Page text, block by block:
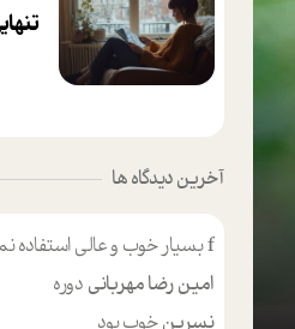
آخرین دیدگاه ها
fبسیار خوب و عالی استفاده
امین رضا مهربانی دوره
نسرینخوب بود